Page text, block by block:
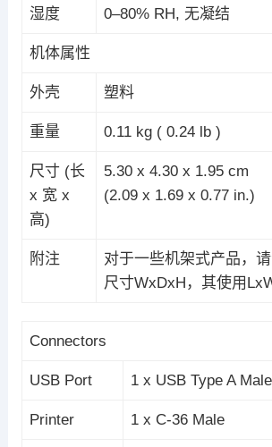
湿度 0–80% RH, 无凝结
机体属性
外壳 塑料
重量 0.11 kg ( 0.24 lb )
尺寸 (长
x 宽 x
高)
5.30 x 4.30 x 1.95 cm
(2.09 x 1.69 x 0.77 in.)
附注
对于一些机架式产品，
尺寸WxDxH，其使用
Connectors
USB Port 1 x USB Type A
Printer 1 x C-36 Male